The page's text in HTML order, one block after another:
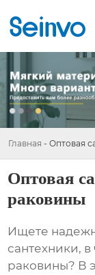
Главная - Оптовая
Оптовая
раковины
Ищете
сантехники, в
раковины? В